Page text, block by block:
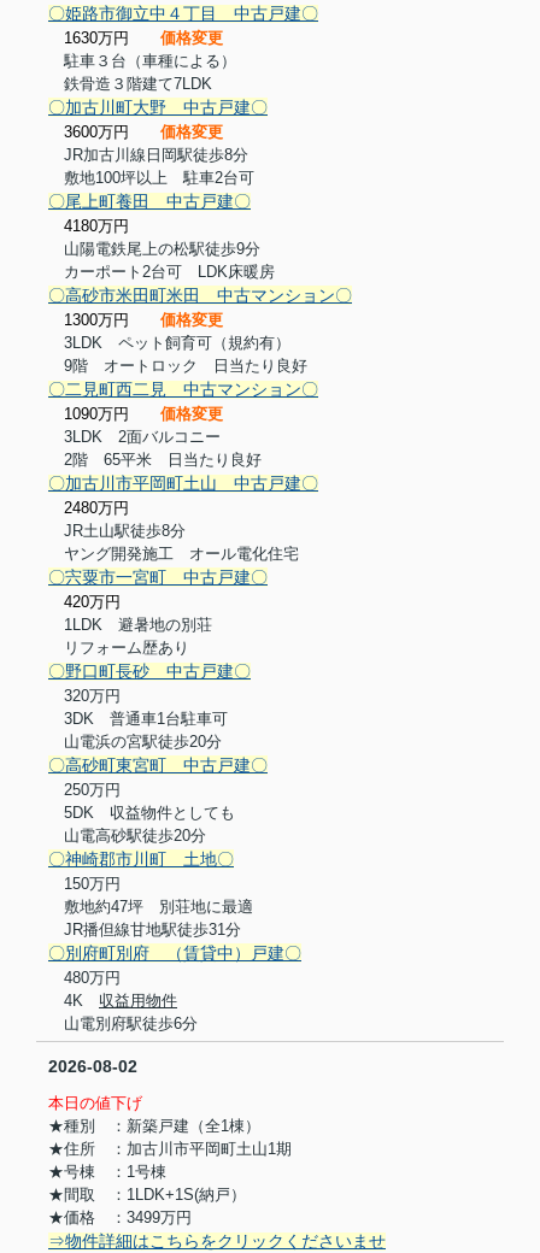
〇姫路市御立中４丁目 中古戸建〇
1630万円 価格変更
駐車３台（車種による）
鉄骨造３階建て7LDK
〇加古川町大野 中古戸建〇
3600万円 価格変更
JR加古川線日岡駅徒歩8分
敷地100坪以上 駐車2台可
〇尾上町養田 中古戸建〇
4180万円
山陽電鉄尾上の松駅徒歩9分
カーポート2台可 LDK床暖房
〇高砂市米田町米田 中古マンション〇
1300万円 価格変更
3LDK ペット飼育可（規約有）
9階 オートロック 日当たり良好
〇二見町西二見 中古マンション〇
1090万円 価格変更
3LDK 2面バルコニー
2階 65平米 日当たり良好
〇加古川市平岡町土山 中古戸建〇
2480万円
JR土山駅徒歩8分
ヤング開発施工 オール電化住宅
〇宍粟市一宮町 中古戸建〇
420万円
1LDK 避暑地の別荘
リフォーム歴あり
〇野口町長砂 中古戸建〇
320万円
3DK 普通車1台駐車可
山電浜の宮駅徒歩20分
〇高砂町東宮町 中古戸建〇
250万円
5DK 収益物件としても
山電高砂駅徒歩20分
〇神崎郡市川町 土地〇
150万円
敷地約47坪 別荘地に最適
JR播但線甘地駅徒歩31分
〇別府町別府 （賃貸中）戸建〇
480万円
4K
収益用物件
山電別府駅徒歩6分
2026-08-02
本日の値下げ
★種別 ：新築戸建（全1棟）
★住所 ：加古川市平岡町土山1期
★号棟 ：1号棟
★間取 ：1LDK+1S(納戸）
★価格 ：3499万円
⇒物件詳細はこちらをクリックくださいませ